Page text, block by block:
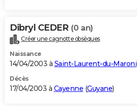
Dibryl CEDER (0 an)
Créer une cagnotte obsèques
Naissance
14/04/2003 à Saint-Laurent-du-Maroni
Décès
17/04/2003 à Cayenne (Guyane)